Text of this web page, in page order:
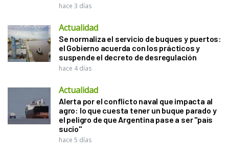
hace 3 días
Actualidad
Se normaliza el servicio de buques y puertos:
el Gobierno acuerda con los prácticos y
suspende el decreto de desregulación
hace 4 días
Actualidad
Alerta por el conflicto naval que impacta al
agro: lo que cuesta tener un buque parado y
el peligro de que Argentina pase a ser "país
sucio"
hace 5 días